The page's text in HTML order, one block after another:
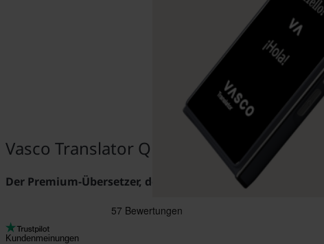
Vasco Translator Q1
Der Premium-Übersetzer, der klingt wie Sie.
Kundenmeinungen